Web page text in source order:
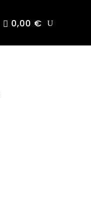
0,00 €